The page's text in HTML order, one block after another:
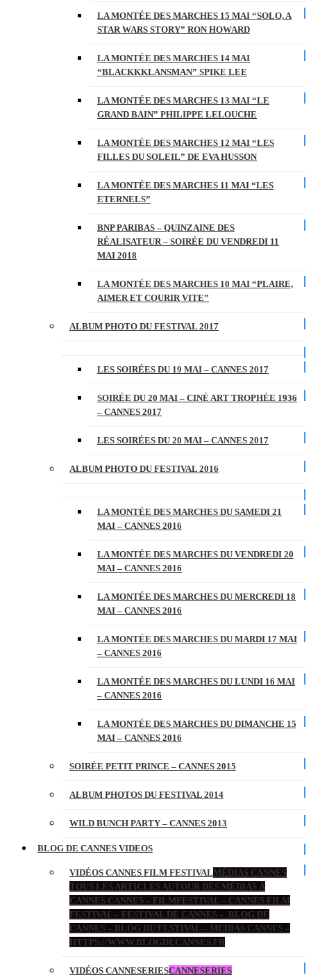
LA MONTÉE DES MARCHES 15 MAI “SOLO, A
STAR WARS STORY” RON HOWARD
LA MONTÉE DES MARCHES 14 MAI
“BLACKKKLANSMAN” SPIKE LEE
LA MONTÉE DES MARCHES 13 MAI “LE
GRAND BAIN” PHILIPPE LELOUCHE
LA MONTÉE DES MARCHES 12 MAI “LES
FILLES DU SOLEIL” DE EVA HUSSON
LA MONTÉE DES MARCHES 11 MAI “LES
ETERNELS”
BNP PARIBAS – QUINZAINE DES
RÉALISATEUR – SOIRÉE DU VENDREDI 11
MAI 2018
LA MONTÉE DES MARCHES 10 MAI “PLAIRE,
AIMER ET COURIR VITE”
ALBUM PHOTO DU FESTIVAL 2017
LES SOIRÉES DU 19 MAI – CANNES 2017
SOIRÉE DU 20 MAI – CINÉ ART TROPHÉE 1936
– CANNES 2017
LES SOIRÉES DU 20 MAI – CANNES 2017
ALBUM PHOTO DU FESTIVAL 2016
LA MONTÉE DES MARCHES DU SAMEDI 21
MAI – CANNES 2016
LA MONTÉE DES MARCHES DU VENDREDI 20
MAI – CANNES 2016
LA MONTÉE DES MARCHES DU MERCREDI 18
MAI – CANNES 2016
LA MONTÉE DES MARCHES DU MARDI 17 MAI
– CANNES 2016
LA MONTÉE DES MARCHES DU LUNDI 16 MAI
– CANNES 2016
LA MONTÉE DES MARCHES DU DIMANCHE 15
MAI – CANNES 2016
SOIRÉE PETIT PRINCE – CANNES 2015
ALBUM PHOTOS DU FESTIVAL 2014
WILD BUNCH PARTY – CANNES 2013
BLOG DE CANNES VIDEOS
VIDÉOS CANNES FILM FESTIVALMÉDIAS CANNES
TOUS LES ARTICLES AUTOUR DES MÉDIAS À
CANNES CANNES – FILMFESTIVAL – CANNES FILM
FESTIVAL – FESTIVAL DE CANNES – BLOG DE
CANNES – BLOG DU FESTIVAL – MEDIAS CANNES –
HTTPS://WWW.BLOGDECANNES.FR
VIDÉOS CANNESERIESCANNESERIES